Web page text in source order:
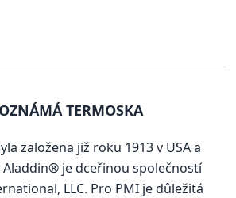
TERMOSKA
založena již roku 1913 v USA a
Aladdin® je dceřinou společností
LLC. Pro PMI je důležitá